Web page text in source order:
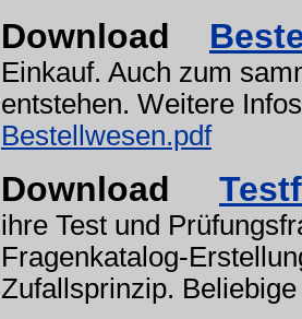
Download
Einkauf. Auch zum
entstehen. Weitere
Bestellwesen.pdf
Download
ihre Test und
Fragenkatalog-
Zufallsprinzip.